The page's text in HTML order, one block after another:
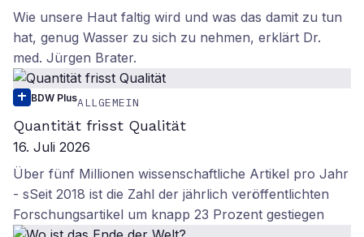
Wie unsere Haut faltig wird und was das damit zu tun
hat, genug Wasser zu sich zu nehmen, erklärt Dr.
med. Jürgen Brater.
BDW PlusALLGEMEIN
Quantität frisst Qualität
16. Juli 2026
Über fünf Millionen wissenschaftliche Artikel pro Jahr
- sSeit 2018 ist die Zahl der jährlich veröffentlichten
Forschungsartikel um knapp 23 Prozent gestiegen